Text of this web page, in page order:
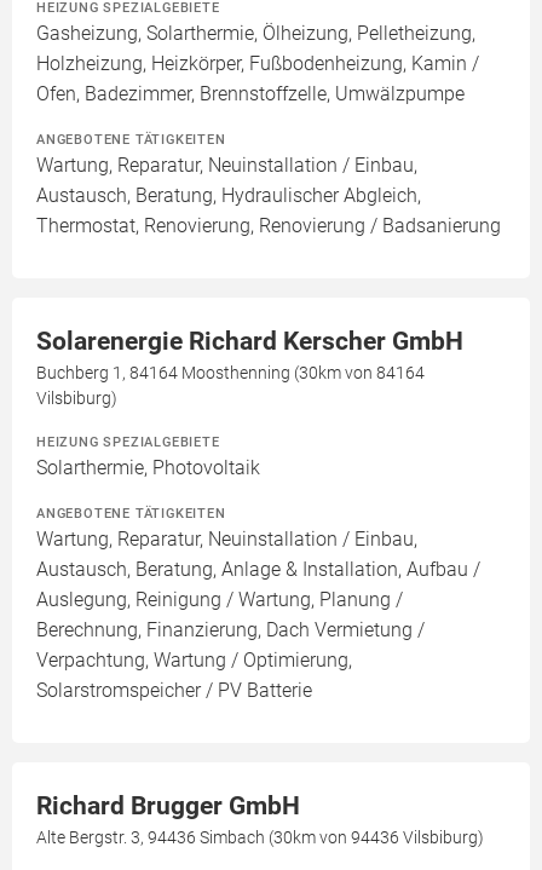
HEIZUNG SPEZIALGEBIETE
Gasheizung, Solarthermie, Ölheizung, Pelletheizung,
Holzheizung, Heizkörper, Fußbodenheizung, Kamin /
Ofen, Badezimmer, Brennstoffzelle, Umwälzpumpe
ANGEBOTENE TÄTIGKEITEN
Wartung, Reparatur, Neuinstallation / Einbau,
Austausch, Beratung, Hydraulischer Abgleich,
Thermostat, Renovierung, Renovierung / Badsanierung
Solarenergie Richard Kerscher GmbH
Buchberg 1, 84164 Moosthenning (30km von 84164
Vilsbiburg)
HEIZUNG SPEZIALGEBIETE
Solarthermie, Photovoltaik
ANGEBOTENE TÄTIGKEITEN
Wartung, Reparatur, Neuinstallation / Einbau,
Austausch, Beratung, Anlage & Installation, Aufbau /
Auslegung, Reinigung / Wartung, Planung /
Berechnung, Finanzierung, Dach Vermietung /
Verpachtung, Wartung / Optimierung,
Solarstromspeicher / PV Batterie
Richard Brugger GmbH
Alte Bergstr. 3, 94436 Simbach (30km von 94436 Vilsbiburg)